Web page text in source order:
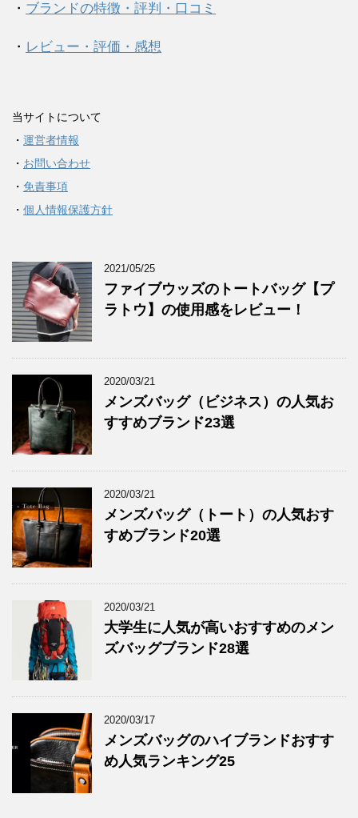
・ ブランドの特徴・評判・口コミ
・ レビュー・評価・感想
当サイトについて
・ 運営者情報
・ お問い合わせ
・ 免責事項
・ 個人情報保護方針
2021/05/25
ファイブウッズのトートバッグ【プ
ラトウ】の使用感をレビュー！
2020/03/21
メンズバッグ（ビジネス）の人気お
すすめブランド23選
2020/03/21
メンズバッグ（トート）の人気おす
すめブランド20選
2020/03/21
大学生に人気が高いおすすめのメン
ズバッグブランド28選
2020/03/17
メンズバッグのハイブランドおすす
め人気ランキング25